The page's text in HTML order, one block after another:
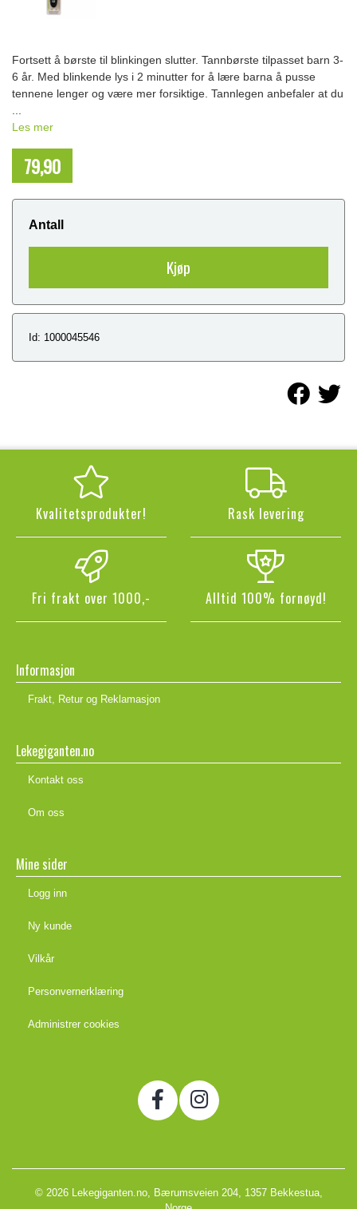
Fortsett å børste til blinkingen slutter. Tannbørste tilpasset barn 3-
6 år. Med blinkende lys i 2 minutter for å lære barna å pusse
tennene lenger og være mer forsiktige. Tannlegen anbefaler at du
Les mer
79,90
Antall
Kjøp
Id: 1000045546
Kvalitetsprodukter! Rask levering
Fri frakt over 1000,- Alltid 100% fornøyd!
Informasjon
Frakt, Retur og Reklamasjon
Lekegiganten.no
Kontakt oss
Om oss
Mine sider
Logg inn
Ny kunde
Vilkår
Personvernerklæring
Administrer cookies
© 2026 Lekegiganten.no, Bærumsveien 204, 1357 Bekkestua,